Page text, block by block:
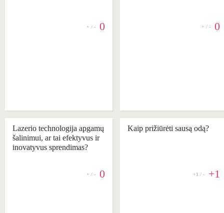
+ / - 0 + / - 0
Lazerio technologija apgamų
šalinimui, ar tai efektyvus ir
inovatyvus sprendimas?
+ / - 0
Kaip prižiūrėti sausą odą?
+1 / - +1